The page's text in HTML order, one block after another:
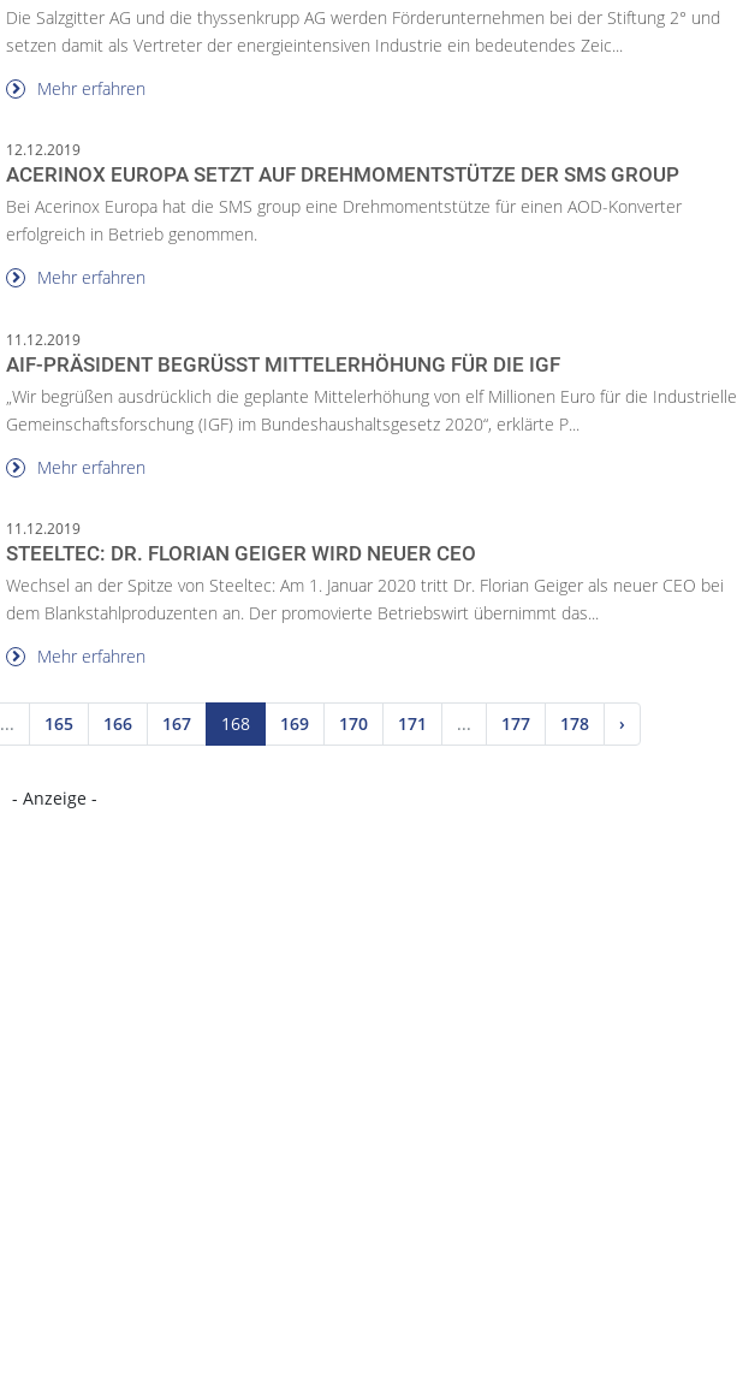
Die Salzgitter AG und die thyssenkrupp AG werden Förderunternehmen bei der Stiftung 2° und
setzen damit als Vertreter der energieintensiven Industrie ein bedeutendes Zeic...
Mehr erfahren
12.12.2019
ACERINOX EUROPA SETZT AUF DREHMOMENTSTÜTZE DER SMS GROUP
Bei Acerinox Europa hat die SMS group eine Drehmomentstütze für einen AOD-Konverter
erfolgreich in Betrieb genommen.
Mehr erfahren
11.12.2019
AIF-PRÄSIDENT BEGRÜSST MITTELERHÖHUNG FÜR DIE IGF
„Wir begrüßen ausdrücklich die geplante Mittelerhöhung von elf Millionen Euro für die Industrielle
Gemeinschaftsforschung (IGF) im Bundeshaushaltsgesetz 2020“, erklärte P...
Mehr erfahren
11.12.2019
STEELTEC: DR. FLORIAN GEIGER WIRD NEUER CEO
Wechsel an der Spitze von Steeltec: Am 1. Januar 2020 tritt Dr. Florian Geiger als neuer CEO bei
dem Blankstahlproduzenten an. Der promovierte Betriebswirt übernimmt das...
Mehr erfahren
... 165 166 167 168 169 170 171 ... 177 178 ›
- Anzeige -